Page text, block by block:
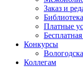
Заказ и
Платные
Конкурсы
Коллегам